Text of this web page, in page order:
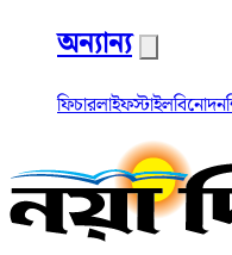
অন্যান্য
ফিচারলাইফস্টাইলবিনোদন